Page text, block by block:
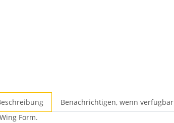
Benachrichtigen, wenn verfügbar
Form.